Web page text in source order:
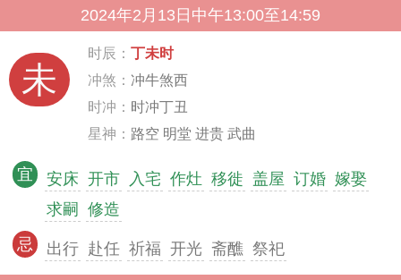
2024年2月13日中午13:00至14:59
未
时辰： 丁未时
冲煞： 冲牛煞西
时冲： 时冲丁丑
星神： 路空 明堂 进贵 武曲
宜 安床 开市 入宅 作灶 移徙 盖屋 订婚 嫁娶
求嗣 修造
忌 出行 赴任 祈福 开光 斋醮 祭祀